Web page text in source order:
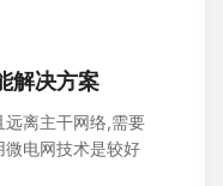
解决方案
离主干网络,需要
微电网技术是较好